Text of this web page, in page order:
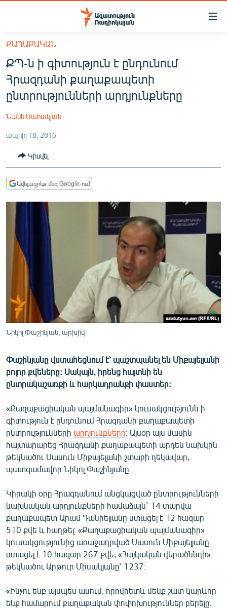
Մատչելիության
հիմնական
բովանդակությանը
Անցնել
հիմնական
մենյուին
ՀԱՅԱՍՏԱՆ
ՔԱՂԱՔԱԿԱՆ
ՏՆՏԵՍՈՒԹՅՈՒՆ
ՂԱՐԱԲԱՂ
ՏԱՐԱԾԱՇՐՋԱՆ
ՄԻՋԱԶԳԱՅԻՆ
ՄՇԱԿՈՒՅԹ
ՍՊՈՐՏ
ՄԵԿՆԱԲԱՆՈՒԹՅՈՒՆ
ՏՏ ԵՒ ԻՆՏԵՐՆԵՏ
ՏԵՍԱՆՅՈՒԹԵՐ
ԲԱՆԱՎԵՃ
ՓՈԴՔԱՍԹ
Հայերեն
English
ՀԵՏԵՎԵՔ ՄԵԶ
ՔԱՂԱՔԱԿԱՆ
ՔՊ-ն ի գիտություն է ընդունում
Հրազդանի քաղաքապետի
ընտրությունների արդյունքները
Նանե Սահակյան
ապրիլ 18, 2016
Կիսվել
Ավելացրեք մեզ Google-ում
Նիկոլ Փաշինյան, արխիվ
Փաշինյանը վստահեցնում է՝ պաշտպանել են Միքայելյանի
բոլոր քվեները: Սակայն, իրենց հայտնի են
ընտրակաշառքի և հարկադրանքի փաստեր:
«Քաղաքացիական պայմանագիր» կուսակցությունն ի
գիտություն է ընդունում Հրազդանի քաղաքապետի
ընտրությունների արդյունքները: Այսօր այս մասին
հայտարարեց Հրազդանի քաղաքապետի արդեն նախկին
թեկնածու Սասուն Միքայելանի շտաբի ղեկավար,
պատգամավոր Նիկոլ Փաշինյանը։
Կիրակի օրը Հրազդանում անցկացված ընտրությունների
նախնական արդյունքների համաձայն` 14 տարվա
քաղաքապետ Արամ Դանիելյանը ստացել է 12 հազար
510 քվե և հաղթել։ «Քաղաքացիական պայմանագիր»
կուսակցությունից առաջադրված Սասուն Միքայելյանը
ստացել է 10 հազար 267 քվե, «Հայկական վերածննդի»
թեկնածու Արթուր Միսակյանը՝ 1237։
«Ինչու ենք այսպես ասում, որովհետև մենք շատ կարևոր
ենք համարում քաղաքական փոփոխություններ բերելը,